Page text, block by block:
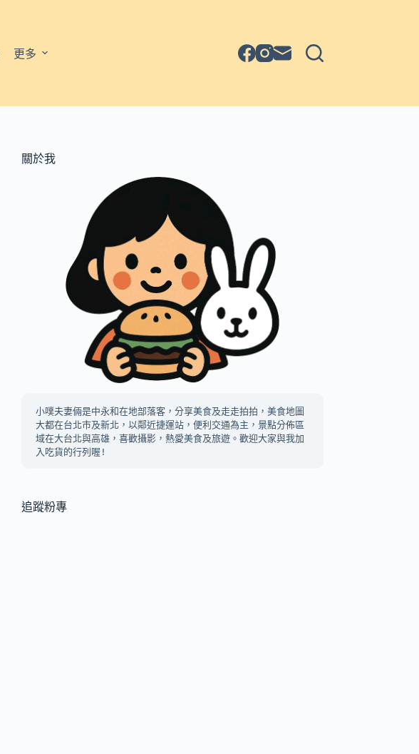
更多
關於我
小噗夫妻倆是中永和在地部落客，分享美食及走走拍拍，美食地圖
大都在台北市及新北，以鄰近捷運站，便利交通為主，景點分佈區
域在大台北與高雄，喜歡攝影，熱愛美食及旅遊。歡迎大家與我加
入吃貨的行列喔!
追蹤粉專